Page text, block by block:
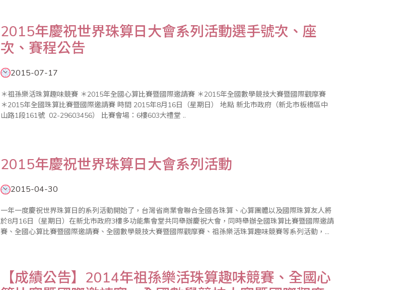
2015年慶祝世界珠算日大會系列活動選手號次、座
次、賽程公告
2015-07-17
＊祖孫樂活珠算趣味競賽 ＊2015年全國心算比賽暨國際邀請賽 ＊2015年全國數學競技大賽暨國際觀摩賽
＊2015年全國珠算比賽暨國際邀請賽 時間 2015年8月16日（星期日） 地點 新北市政府（新北市板橋區中
山路1段161號 02-29603456） 比賽會場：6樓603大禮堂 ..
2015年慶祝世界珠算日大會系列活動
2015-04-30
一年一度慶祝世界珠算日的系列活動開始了，台灣省商業會聯合全國各珠算、心算團體以及國際珠算友人將
於8月16日（星期日）在新北市政府3樓多功能集會堂共同舉辦慶祝大會，同時舉辦全國珠算比賽暨國際邀請
賽、全國心算比賽暨國際邀請賽、全國數學競技大賽暨國際觀摩賽、祖孫樂活珠算趣味競賽等系列活動，歡
【成績公告】2014年祖孫樂活珠算趣味競賽、全國心